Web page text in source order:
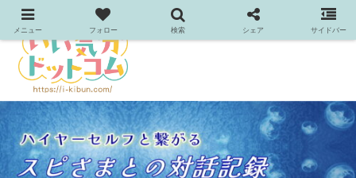
メニュー フォロー 検索 シェア サイドバー